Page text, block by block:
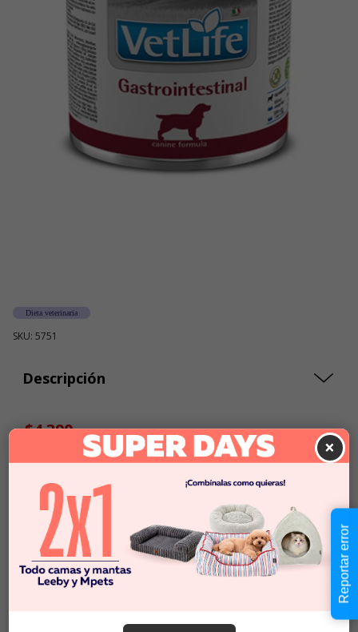
Dieta veterinaria
SKU: 5751
Descripción
Cantidad:
- +
$4.390
Añadir al carrito
Información de envío
×
Reportar error